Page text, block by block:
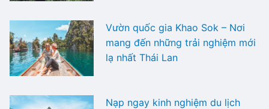
Vườn quốc gia Khao Sok – Nơi
mang đến những trải nghiệm mới
lạ nhất Thái Lan
Nạp ngay kinh nghiệm du lịch